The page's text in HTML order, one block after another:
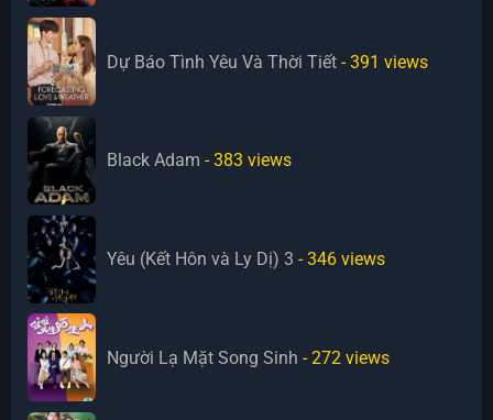
Dự Báo Tình Yêu Và Thời Tiết - 391 views
Black Adam - 383 views
Yêu (Kết Hôn và Ly Dị) 3 - 346 views
Người Lạ Mặt Song Sinh - 272 views